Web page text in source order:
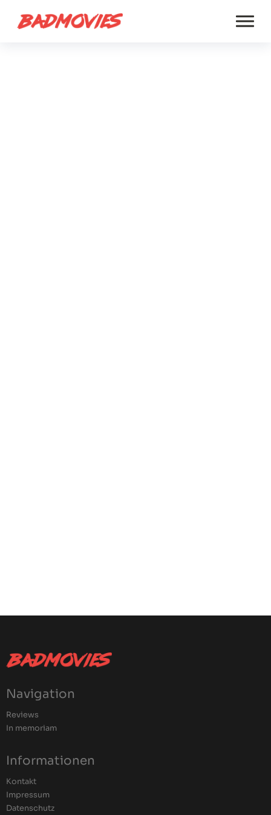
Navigation
Reviews
In memoriam
Informationen
Kontakt
Impressum
Datenschutz